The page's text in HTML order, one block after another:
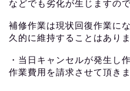
などでも劣化が生じますの
補修作業は現状回復作業に
久的に維持することはありま
・当日キャンセルが発生し
作業費用を請求させて頂きま